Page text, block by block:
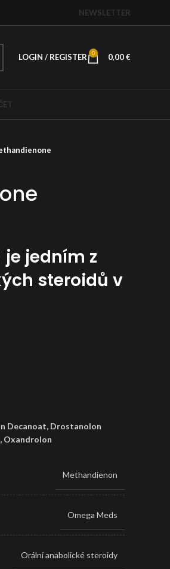
NEWSLETTER
LOGIN / REGISTER 0 0,00€
jedním z
steroidů v
Decanoat, Drostanolon
Oxandrolon
Methandienon
Omega Meds
Orální anabolické steroidy